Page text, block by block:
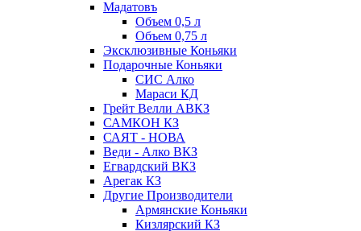
Мадатовъ
Объем 0,5 л
Объем 0,75 л
Эксклюзивные Коньяки
Подарочные Коньяки
СИС Алко
Мараси КД
Грейт Велли АВКЗ
САМКОН КЗ
САЯТ - НОВА
Веди - Алко ВКЗ
Егвардский ВКЗ
Арегак КЗ
Другие Производители
Армянские Коньяки
Кизлярский КЗ